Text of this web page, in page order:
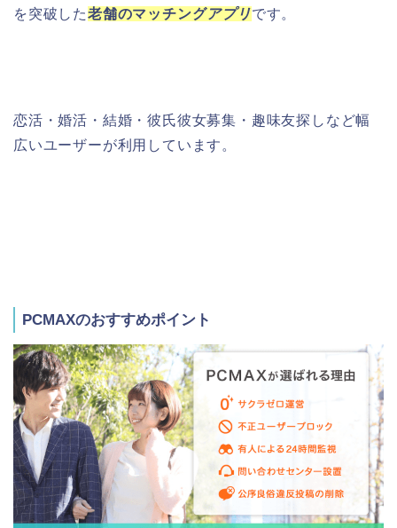
を突破した老舗のマッチングアプリです。
恋活・婚活・結婚・彼氏彼女募集・趣味友探しなど幅
広いユーザーが利用しています。
PCMAXのおすすめポイント